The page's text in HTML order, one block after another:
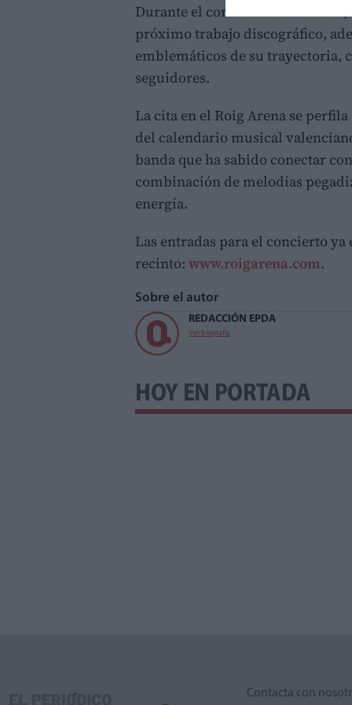
Durante el concierto en Valencia,
próximo trabajo discográfico,
emblemáticos de su trayectoria,
seguidores.
La cita en el Roig Arena se
del calendario musical
banda que ha sabido conectar
combinación de melodías
energía.
Las entradas para el concierto
recinto: www.roigarena.com.
Sobre el autor
REDACCIÓN EPDA
Ver biografía
HOY EN PORTADA
Contacta con